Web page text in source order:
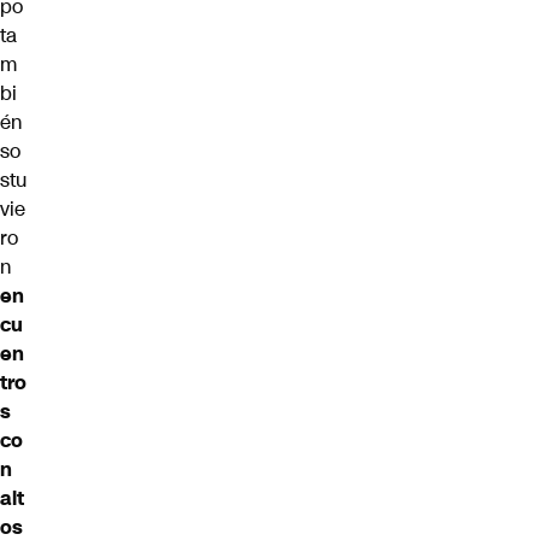
po
ta
m
bi
én
so
stu
vie
ro
n
en
cu
en
tro
s
co
n
alt
os